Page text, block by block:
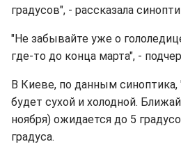
градусов", - рассказала
"Не забывайте уже о
где-то до конца марта", -
В Киеве, по данным синоптика,
будет сухой и холодной.
ноября) ожидается до 5
градуса.